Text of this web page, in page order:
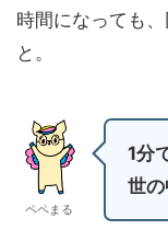
時間になっても
と。
ペペまる
1分
世の